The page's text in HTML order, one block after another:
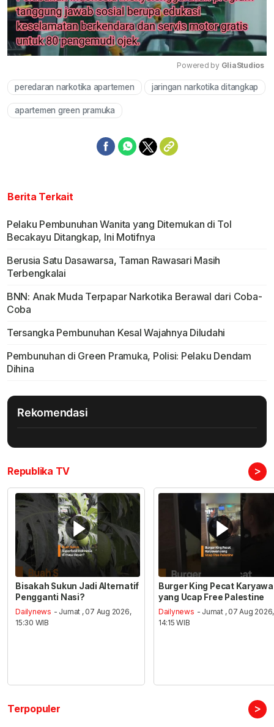
Mute
Powered by GliaStudios
peredaran narkotika apartemen jaringan narkotika ditangkap
apartemen green pramuka
Berita Terkait
Pelaku Pembunuhan Wanita yang Ditemukan di Tol
Becakayu Ditangkap, Ini Motifnya
Berusia Satu Dasawarsa, Taman Rawasari Masih
Terbengkalai
BNN: Anak Muda Terpapar Narkotika Berawal dari Coba-
Coba
Tersangka Pembunuhan Kesal Wajahnya Diludahi
Pembunuhan di Green Pramuka, Polisi: Pelaku Dendam
Dihina
Rekomendasi
Republika TV >
Bisakah Sukun Jadi Alternatif
Pengganti Nasi?
Dailynews - Jumat , 07 Aug 2026,
15:30 WIB
Burger King Pecat
yang Ucap Free Palestine
Dailynews - Jumat , 07 Aug 2026,
14:15 WIB
Terpopuler >